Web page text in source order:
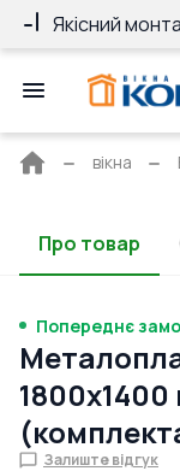
Якісний
Головна
вікна
Про товар
Попереднє
Залиште відгук